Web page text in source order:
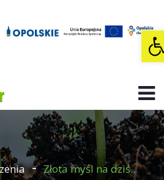
Złota myśl na dziś..